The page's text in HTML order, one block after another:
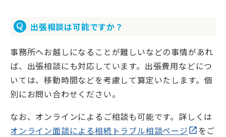
出張相談は可能ですか？
事務所へお越しになることが難しいなどの事情があれ
ば、出張相談にも対応しています。出張費用などにつ
いては、移動時間などを考慮して算定いたします。個
別にお問い合わせください。
なお、オンラインによるご相談も可能です。詳しくは
オンライン面談による相続トラブル相談ページ
をご